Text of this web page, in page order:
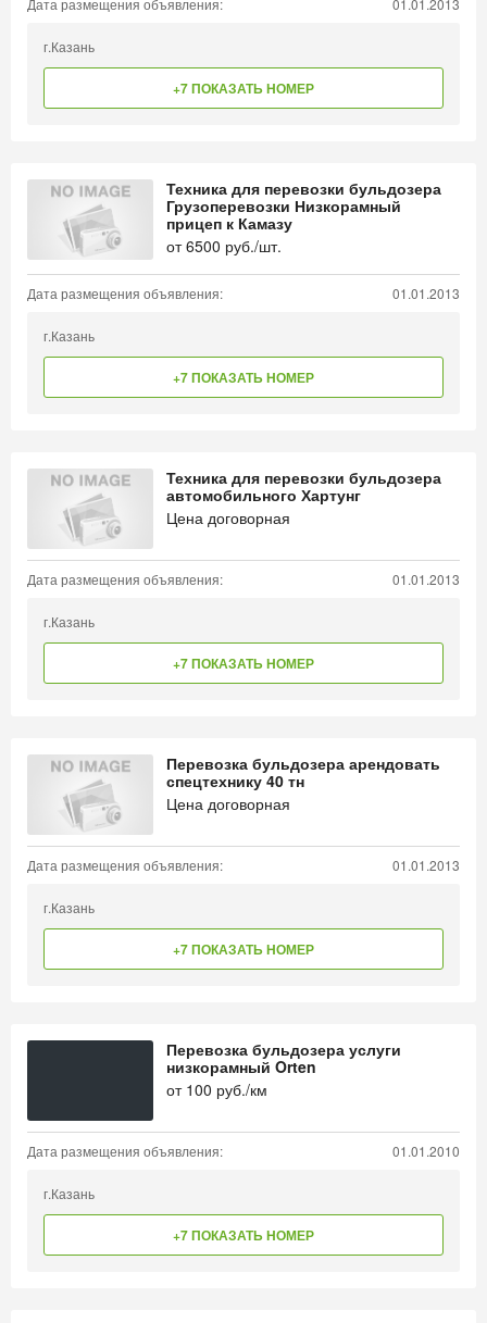
Дата размещения объявления: 01.01.2013
г.Казань
+7 ПОКАЗАТЬ НОМЕР
Техника для перевозки бульдозера
Грузоперевозки Низкорамный
прицеп к Камазу
от6500 руб./шт.
Дата размещения объявления: 01.01.2013
г.Казань
+7 ПОКАЗАТЬ НОМЕР
Техника для перевозки бульдозера
автомобильного Хартунг
Цена договорная
Дата размещения объявления: 01.01.2013
г.Казань
+7 ПОКАЗАТЬ НОМЕР
Перевозка бульдозера арендовать
спецтехнику 40 тн
Цена договорная
Дата размещения объявления: 01.01.2013
г.Казань
+7 ПОКАЗАТЬ НОМЕР
Перевозка бульдозера услуги
низкорамный Orten
от 100 руб./км
Дата размещения объявления: 01.01.2010
г.Казань
+7 ПОКАЗАТЬ НОМЕР